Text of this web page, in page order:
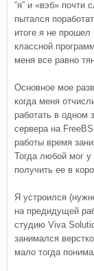
“я” и «вэб» почти
пытался
итоге я не
классной
меня все равно
Основное мое
когда меня
работать в одном
сервера на
работы время
Тогда любой мог
получить ее в
Я устроился
на предидущей
студию Viva
занимался
мало тогда